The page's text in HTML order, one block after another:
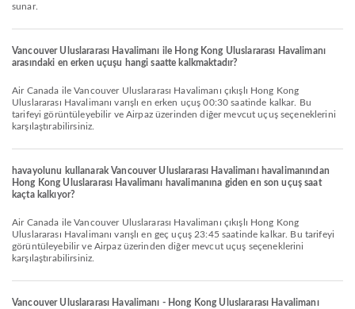
sunar.
Vancouver Uluslararası Havalimanı ile Hong Kong Uluslararası Havalimanı
arasındaki en erken uçuşu hangi saatte kalkmaktadır?
Air Canada ile Vancouver Uluslararası Havalimanı çıkışlı Hong Kong
Uluslararası Havalimanı varışlı en erken uçuş 00:30 saatinde kalkar. Bu
tarifeyi görüntüleyebilir ve Airpaz üzerinden diğer mevcut uçuş seçeneklerini
karşılaştırabilirsiniz.
havayolunu kullanarak Vancouver Uluslararası Havalimanı havalimanından
Hong Kong Uluslararası Havalimanı havalimanına giden en son uçuş saat
kaçta kalkıyor?
Air Canada ile Vancouver Uluslararası Havalimanı çıkışlı Hong Kong
Uluslararası Havalimanı varışlı en geç uçuş 23:45 saatinde kalkar. Bu tarifeyi
görüntüleyebilir ve Airpaz üzerinden diğer mevcut uçuş seçeneklerini
karşılaştırabilirsiniz.
Vancouver Uluslararası Havalimanı - Hong Kong Uluslararası Havalimanı